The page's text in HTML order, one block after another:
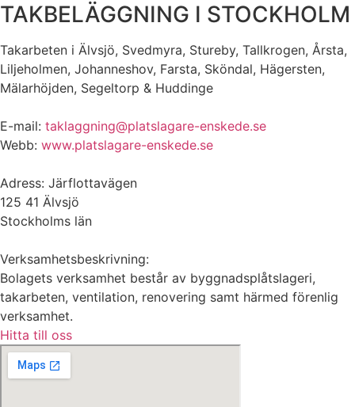
TAKBELÄGGNING I STOCKHOLM
Takarbeten i Älvsjö, Svedmyra, Stureby, Tallkrogen, Årsta,
Liljeholmen, Johanneshov, Farsta, Sköndal, Hägersten,
Mälarhöjden, Segeltorp & Huddinge
E-mail: taklaggning@platslagare-enskede.se
Webb: www.platslagare-enskede.se
Adress: Järflottavägen
125 41 Älvsjö
Stockholms län
Verksamhetsbeskrivning:
Bolagets verksamhet består av byggnadsplåtslageri,
takarbeten, ventilation, renovering samt härmed förenlig
verksamhet.
Hitta till oss